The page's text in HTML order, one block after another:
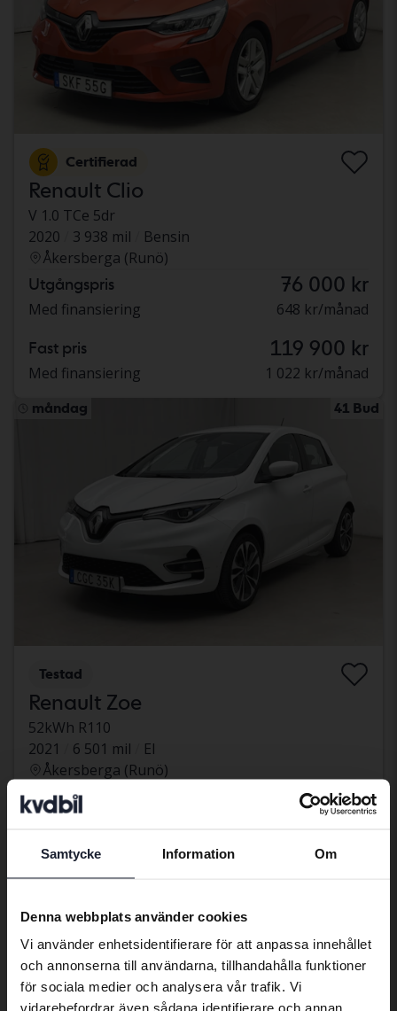
Samtycke Information Om
Denna webbplats använder cookies
Vi använder enhetsidentifierare för att anpassa innehållet
och annonserna till användarna, tillhandahålla funktioner
för sociala medier och analysera vår trafik. Vi
vidarebefordrar även sådana identifierare och annan
Certifierad
Renault Clio
V 1.0 TCe 5dr
2020
3 938 mil
Bensin
Åkersberga (Runö)
Utgångspris 76 000 kr
Med finansiering 648 kr/månad
Fast pris 119 900 kr
Med finansiering 1 022 kr/månad
måndag 41 Bud
Testad
Renault Zoe
52kWh R110
2021
6 501 mil
El
Åkersberga (Runö)
Kvalificerad för elbilspremie
Med finansiering 729 kr/månad
Preferred language
We have detected that your browser
Swedish. To better service our friends
abroad we have an English language
site (kvdcars.com) that contains all the